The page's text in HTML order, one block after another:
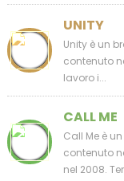
UNITY
Unity è un
contenuto
lavoro i...
CALL ME
Call Me è
contenuto
nel 2008.